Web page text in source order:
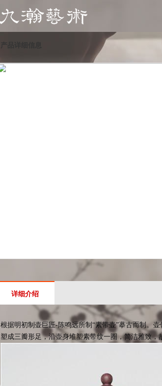
产品详细信息
详细介绍
根据明初制壶巨匠-陈鸣远所制“素带壶”摹古而制。
塑成三瓣形足，沿壶身堆塑素带纹一圈，简洁雅致，